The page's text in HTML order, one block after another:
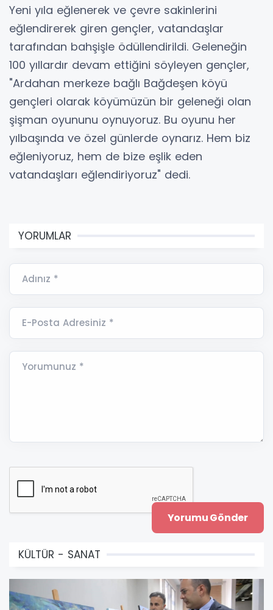
Yeni yıla eğlenerek ve çevre sakinlerini
eğlendirerek giren gençler, vatandaşlar
tarafından bahşişle ödüllendirildi. Geleneğin
100 yıllardır devam ettiğini söyleyen gençler,
"Ardahan merkeze bağlı Bağdeşen köyü
gençleri olarak köyümüzün bir geleneği olan
şişman oyununu oynuyoruz. Bu oyunu her
yılbaşında ve özel günlerde oynarız. Hem biz
eğleniyoruz, hem de bize eşlik eden
vatandaşları eğlendiriyoruz" dedi.
YORUMLAR
Adınız *
E-Posta Adresiniz *
Yorumunuz *
KÜLTÜR - SANAT